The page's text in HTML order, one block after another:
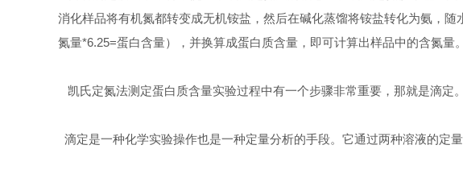
消化样品将有机氮都转变成无机铵盐，然后在碱化蒸馏将铵盐转化为氨，
氮量*6.25=蛋白含量），并换算成蛋白质含量，即可计算出样品中的含氮
凯氏定氮法测定蛋白质含量实验过程中有一个步骤非常重要，那就是滴定。
滴定是一种化学实验操作也是一种定量分析的手段。它通过两种溶液的定